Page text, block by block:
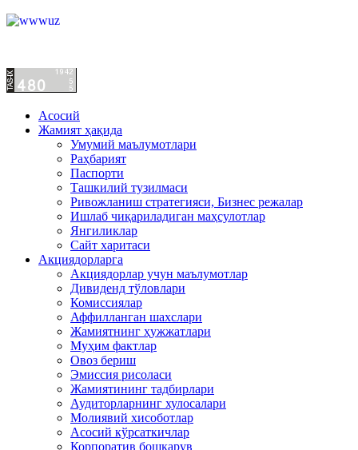
Асосий
Жамият ҳақида
Умумий маълумотлари
Раҳбарият
Паспорти
Ташкилий тузилмаси
Ривожланиш стратегияси, Бизнес режалар
Ишлаб чиқариладиган маҳсулотлар
Янгиликлар
Сайт харитаси
Акциядорларга
Акциядорлар учун маълумотлар
Дивиденд тўловлари
Комиссиялар
Аффилланган шахслари
Жамиятнинг ҳужжатлари
Муҳим фактлар
Овоз бериш
Эмиссия рисоласи
Жамиятининг тадбирлари
Аудиторларнинг хулосалари
Молиявий хисоботлар
Асосий кўрсаткичлар
Корпоратив бошқарув